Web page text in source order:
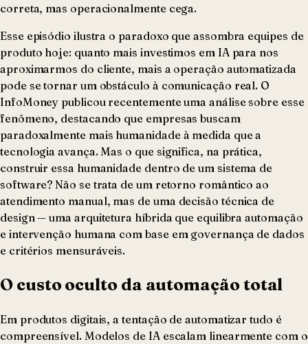
correta, mas operacionalmente cega.
Esse episódio ilustra o paradoxo que assombra equipes de
produto hoje: quanto mais investimos em IA para nos
aproximarmos do cliente, mais a operação automatizada
pode se tornar um obstáculo à comunicação real. O
InfoMoney publicou recentemente uma análise sobre esse
fenômeno, destacando que empresas buscam
paradoxalmente mais humanidade à medida que a
tecnologia avança. Mas o que significa, na prática,
construir essa humanidade dentro de um sistema de
software? Não se trata de um retorno romântico ao
atendimento manual, mas de uma decisão técnica de
design — uma arquitetura híbrida que equilibra automação
e intervenção humana com base em governança de dados
e critérios mensuráveis.
O custo oculto da automação total
Em produtos digitais, a tentação de automatizar tudo é
compreensível. Modelos de IA escalam linearmente com o